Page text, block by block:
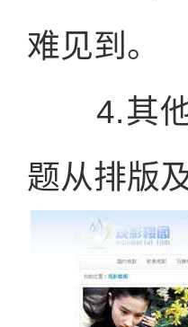
难见到。
4.其他
题从排版